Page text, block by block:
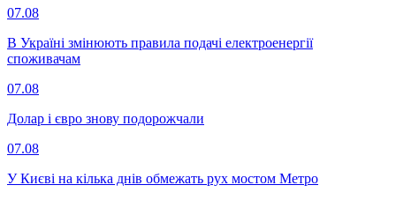
07.08
В Україні змінюють правила подачі електроенергії
споживачам
07.08
Долар і євро знову подорожчали
07.08
У Києві на кілька днів обмежать рух мостом Метро